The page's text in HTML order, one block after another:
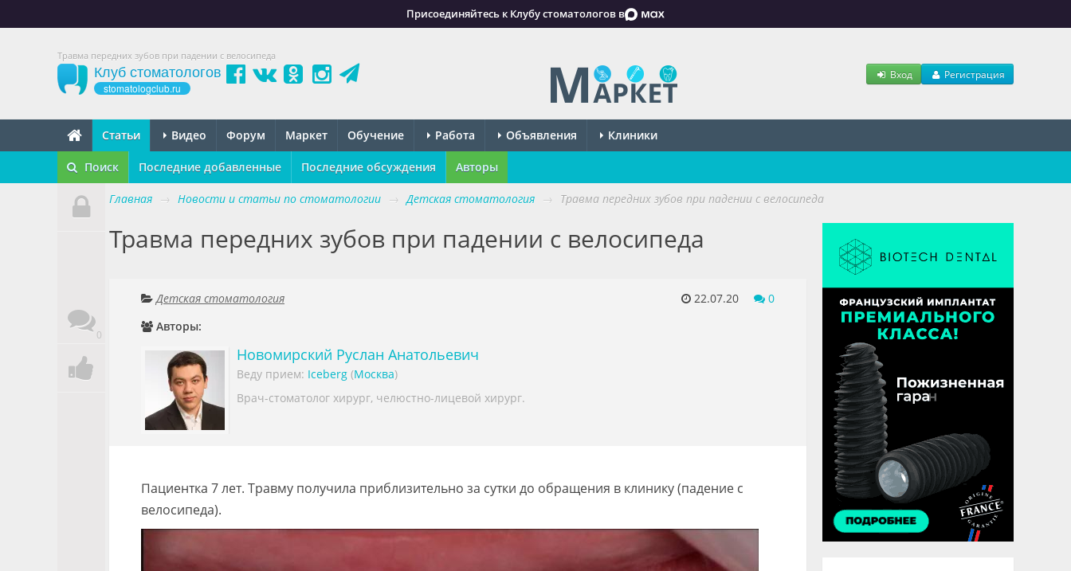
Присоединяйтесь к Клубу стоматологов в
Травма передних зубов при падении с велосипеда
Клуб стоматологов
stomatologclub.ru
Вход Регистрация
Статьи Видео Форум Маркет Обучение Работа Объявления Клиники
Поиск Последние добавленные Последние обсуждения Авторы
0
Главная → Новости и статьи по стоматологии → Детская стоматология → Травма передних зубов при падении с велосипеда
Травма передних зубов при падении с велосипеда
Детская стоматология 22.07.20
0
Авторы:
Новомирский Руслан Анатольевич
Веду прием: Iceberg (Москва)
Врач-стоматолог хирург, челюстно-лицевой хирург.
Пациентка 7 лет. Травму получила приблизительно за сутки до обращения в клинику (падение с
велосипеда).